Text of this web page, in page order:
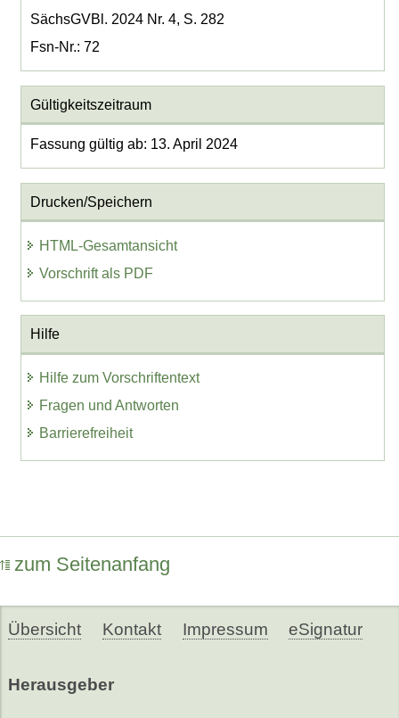
SächsGVBl. 2024 Nr. 4, S. 282
Fsn-Nr.: 72
Gültigkeitszeitraum
Fassung gültig ab: 13. April 2024
Drucken/Speichern
HTML-Gesamtansicht
Vorschrift als PDF
Hilfe
Hilfe zum Vorschriftentext
Fragen und Antworten
Barrierefreiheit
zum Seitenanfang
Übersicht Kontakt Impressum eSignatur
Herausgeber